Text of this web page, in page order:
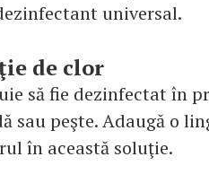
universal.
de clor
să fie dezinfectat în
sau peşte. Adaugă o
în această soluţie.